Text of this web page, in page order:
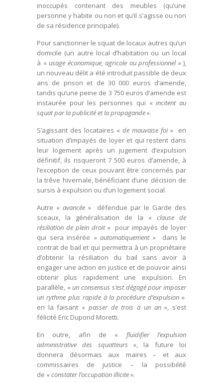
inoccupés contenant des meubles (qu’une
personne y habite ou non et qu’il s’agisse ou non
de sa résidence principale).
Pour sanctionner le squat de locaux autres qu’un
domicile (un autre local d’habitation ou un local
à « usage économique, agricole ou professionnel» ),
un nouveau délit a été introduit passible de deux
ans de prison et de 30 000 euros d’amende,
tandis qu’une peine de 3 750 euros d’amende est
instaurée pour les personnes qui « incitent au
squat par la publicité et la propagande».
S’agissant des locataires « de mauvaise foi » en
situation d’impayés de loyer et qui restent dans
leur logement après un jugement d’expulsion
définitif, ils risqueront 7 500 euros d’amende, à
l’exception de ceux pouvant être concernés par
la trêve hivernale, bénéficiant d’une décision de
sursis à expulsion ou d’un logement social.
Autre « avancée » défendue par le Garde des
sceaux, la généralisation de la « clause de
résiliation de plein droit » pour impayés de loyer
qui sera insérée « automatiquement » dans le
contrat de bail et qui permettra à un propriétaire
d’obtenir la résiliation du bail sans avoir à
engager une action en justice et de pouvoir ainsi
obtenir plus rapidement une expulsion. En
parallèle, « un consensus s’est dégagé pour imposer
un rythme plus rapide à la procédure d’expulsion »
en la faisant « passer de trois à un an», s’est
félicité Eric Dupond Moretti.
En outre, afin de « fluidifier l’expulsion
administrative des squatteurs », la future loi
donnera désormais aux maires – et aux
commissaires de justice – la possibilité
de « constater l’occupation illicite».